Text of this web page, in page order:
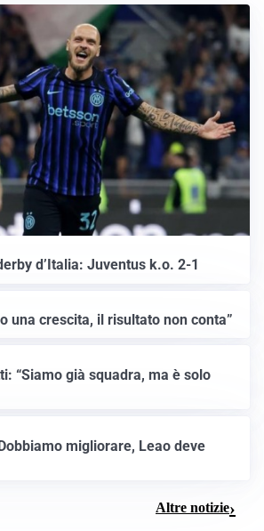
d’Italia: Juventus k.o. 2-1
una crescita, il risultato non conta”
“Siamo già squadra, ma è solo
migliorare, Leao deve
Altre notizie